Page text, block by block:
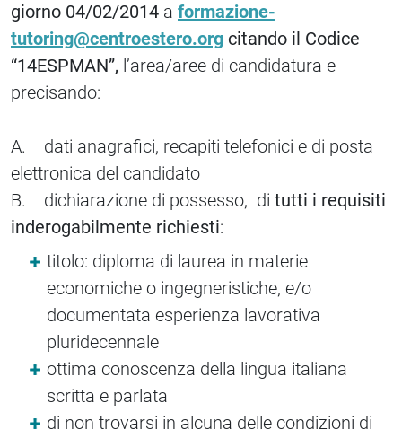
giorno 04/02/2014 a formazione-
tutoring@centroestero.org citando il Codice
“14ESPMAN”, l’area/aree di candidatura e
precisando:
A. dati anagrafici, recapiti telefonici e di posta
elettronica del candidato
B. dichiarazione di possesso, di tutti i requisiti
inderogabilmente richiesti:
titolo: diploma di laurea in materie
economiche o ingegneristiche, e/o
documentata esperienza lavorativa
pluridecennale
ottima conoscenza della lingua italiana
scritta e parlata
di non trovarsi in alcuna delle condizioni di